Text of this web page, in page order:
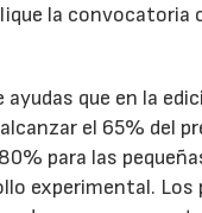
la convocatoria
que en la
el 65% del
para las
experimental.